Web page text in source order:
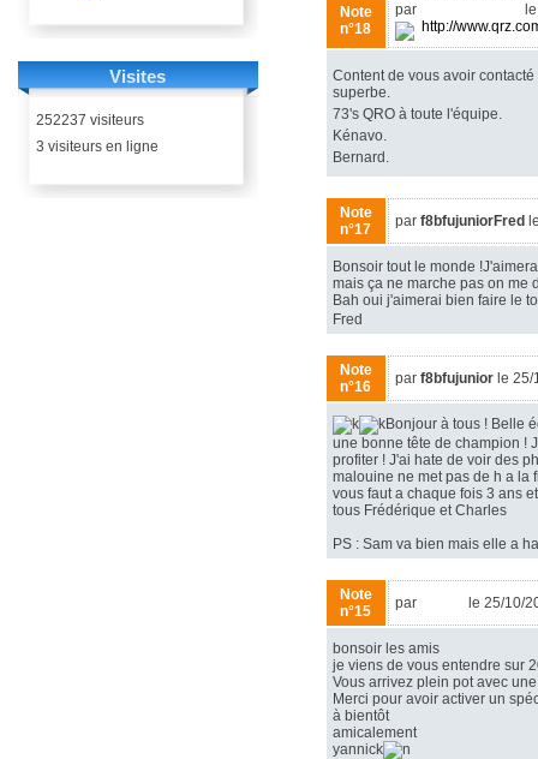
Visites
252237 visiteurs
3 visiteurs en ligne
Note
n°18
par
http://
Content de vous avoir
superbe.
73's QRO à toute l'équipe.
Kénavo.
Bernard.
Note
n°17
par f8bfujuniorFred
Bonsoir tout le monde
mais ça ne marche pas on me
Bah oui j'aimerai bien faire le
Fred
Note
n°16
par f8bfujuniorle 25/
Bonjour à tous ! Belle
une bonne tête de champion !
profiter ! J'ai hate de voir des
malouine ne met pas de h a la
vous faut a chaque fois 3 ans
tous Frédérique et Charles
PS : Sam va bien mais elle a
Note
n°15
par le 25/10/
bonsoir les amis
je viens de vous entendre sur
Vous arrivez plein pot avec
Merci pour avoir activer un
à bientôt
amicalement
yannick